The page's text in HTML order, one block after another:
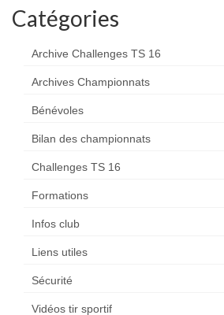
Catégories
Archive Challenges TS 16
Archives Championnats
Bénévoles
Bilan des championnats
Challenges TS 16
Formations
Infos club
Liens utiles
Sécurité
Vidéos tir sportif